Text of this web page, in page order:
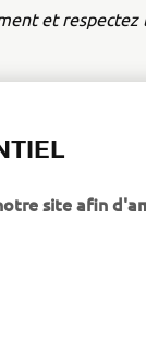
et
site afin